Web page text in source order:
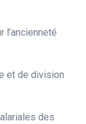
et de division
des